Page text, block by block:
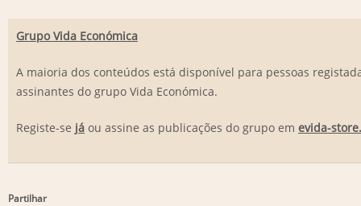
Grupo Vida Económica
A maioria dos conteúdos está disponível para pessoas
assinantes do grupo Vida Económica.
Registe-se já ou assine as publicações do grupo em evida-
Partilhar